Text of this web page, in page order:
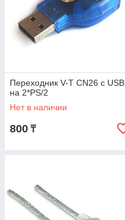
Переходник V-T CN26 с USB
на 2*PS/2
Нет в наличии
800 ₸